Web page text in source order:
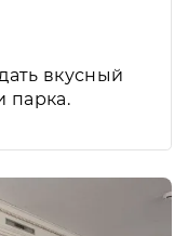
вкусный
парка.